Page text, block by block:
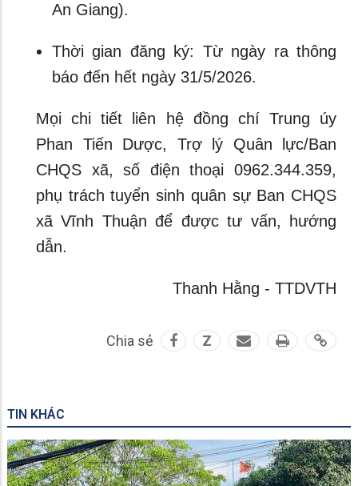
An Giang).
Thời gian đăng ký: Từ ngày ra thông
báo đến hết ngày 31/5/2026.
Mọi chi tiết liên hệ đồng chí Trung úy
Phan Tiến Dược, Trợ lý Quân lực/Ban
CHQS xã, số điện thoại 0962.344.359,
phụ trách tuyển sinh quân sự Ban CHQS
xã Vĩnh Thuận để được tư vấn, hướng
dẫn.
Thanh Hằng - TTDVTH
Chia sẻ Z
TIN KHÁC